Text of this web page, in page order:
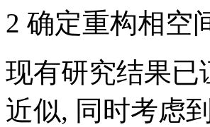
2 确定重构相空
现有研究结果已
近似, 同时考虑